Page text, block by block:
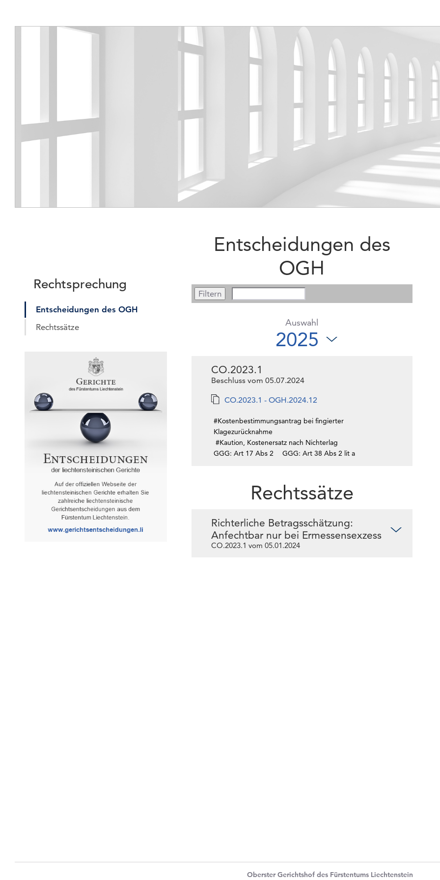
Rechtsprechung
Entscheidungen des OGH
Rechtssätze
Entscheidungen des
OGH
Auswahl
CO.2023.1
Beschluss vom 05.07.2024
CO.2023.1 - OGH.2024.12
#Kostenbestimmungsantrag bei fingierter
Klagezurücknahme
#Kaution, Kostenersatz nach Nichterlag
GGG: Art 17 Abs 2
GGG: Art 38 Abs 2 lit a
Rechtssätze
Richterliche Betragsschätzung:
Anfechtbar nur bei Ermessensexzess
CO.2023.1 vom 05.01.2024
Oberster Gerichtshof des Fürstentums Liechtenstein